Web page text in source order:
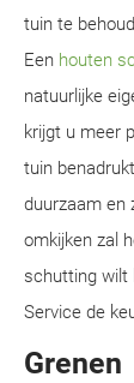
tuin te
Een houten
natuurlijke
krijgt u meer
tuin
duurzaam en
omkijken zal
schutting wilt
Service de
Grenen